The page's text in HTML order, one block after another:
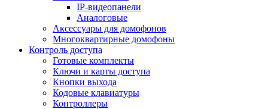
IP-видеопанели
Аналоговые
Аксессуары для домофонов
Многоквартирные домофоны
Контроль доступа
Готовые комплекты
Ключи и карты доступа
Кнопки выхода
Кодовые клавиатуры
Контроллеры